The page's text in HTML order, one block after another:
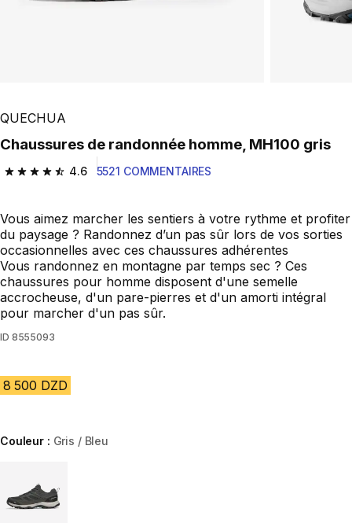
QUECHUA
Chaussures de randonnée homme, MH100 gris
4.6
4.6 out of 5 stars from 5521 reviews
5521 COMMENTAIRES
Vous aimez marcher les sentiers à votre rythme et profiter
du paysage ? Randonnez d’un pas sûr lors de vos sorties
occasionnelles avec ces chaussures adhérentes
Vous randonnez en montagne par temps sec ? Ces
chaussures pour homme disposent d'une semelle
accrocheuse, d'un pare-pierres et d'un amorti intégral
pour marcher d'un pas sûr.
ID 8555093
8 500 DZD
Couleur : Gris / Bleu